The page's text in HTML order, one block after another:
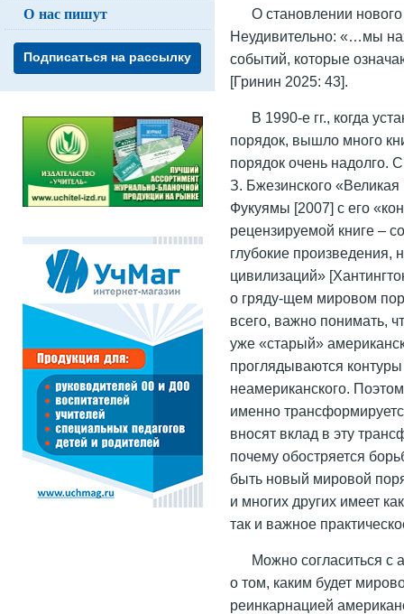
О становлении
Неудивительно: «…мы
событий, которые
[Гринин 2025: 43].
В 1990-е гг., когда
порядок, вышло много
порядок очень надолго.
З. Бжезинского
Фукуямы [2007] с его
рецензируемой книге –
глубокие произведения,
цивилизаций»
о гряду-щем мировом
всего, важно понимать,
уже «старый»
проглядываются
неамериканского.
именно
вносят вклад в эту
почему обостряется
быть новый мировой
и многих других имеет
так и важное
Можно согласиться с
о том, каким будет
реинкарнацией
О нас пишут
Подписаться на рассылку